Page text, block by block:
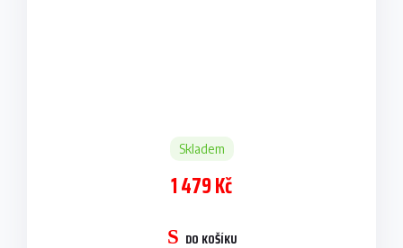
Skladem
1 479 Kč
DO KOŠÍKU